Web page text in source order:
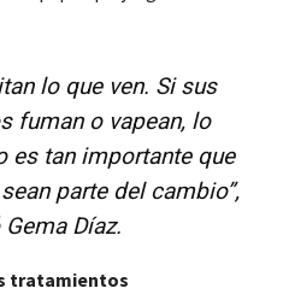
lo que ven. Si sus
fuman o vapean, lo
es tan importante que
parte del cambio”,
Díaz.
tratamientos